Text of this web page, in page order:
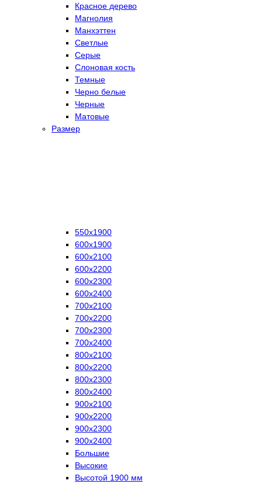
Красное дерево
Магнолия
Манхэттен
Светлые
Серые
Слоновая кость
Темные
Черно белые
Черные
Матовые
Размер
550х1900
600х1900
600х2100
600х2200
600х2300
600х2400
700х2100
700х2200
700х2300
700х2400
800х2100
800х2200
800х2300
800х2400
900х2100
900х2200
900х2300
900х2400
Большие
Высокие
Высотой 1900 мм